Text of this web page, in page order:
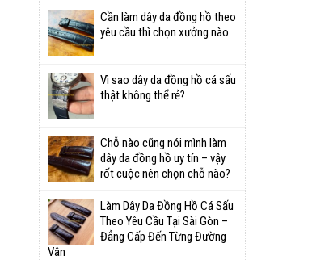
Cần làm dây da đồng hồ theo
yêu cầu thì chọn xưởng nào
Vì sao dây da đồng hồ cá sấu
thật không thể rẻ?
Chỗ nào cũng nói mình làm
dây da đồng hồ uy tín – vậy
rốt cuộc nên chọn chỗ nào?
Làm Dây Da Đồng Hồ Cá Sấu
Theo Yêu Cầu Tại Sài Gòn –
Đẳng Cấp Đến Từng Đường
Vân